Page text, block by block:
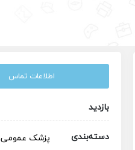
اطلاعات تماس
بازدید
دسته‌بندی
پزشک عمومی